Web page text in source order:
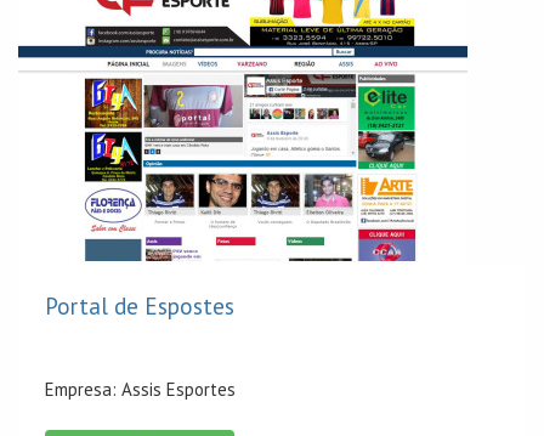
Portal de Espostes
Empresa: Assis Esportes